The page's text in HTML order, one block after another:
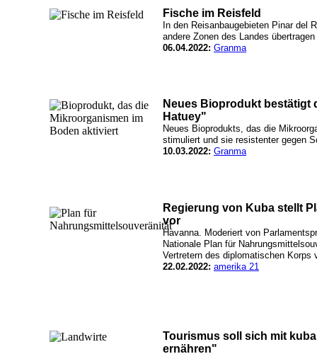
Fische im Reisfeld
In den Reisanbaugebieten Pinar del
andere Zonen des Landes
06.04.2022: Granma
Neues Bioprodukt bestätigt
Hatuey"
Neues Bioprodukts, das die
stimuliert und sie resistenter gegen
10.03.2022: Granma
Regierung von Kuba stellt
vor
Havanna. Moderiert von
Nationale Plan für
Vertretern des diplomatischen Korps
22.02.2022: amerika 21
Tourismus soll sich mit
ernähren"